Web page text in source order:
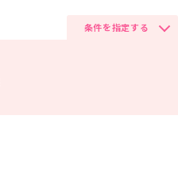
条件を指定する